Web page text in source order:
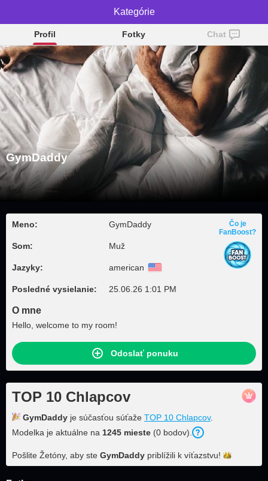
GymDaddy
Profil Fotky Chat
GymDaddy
Meno: GymDaddy
Som: Muž
Jazyky: american
Posledné vysielanie: 25.06.26 1:01 PM
Čo je
FanBoost?
O mne
Hello, welcome to my room!
Odoslať ponuku
TOP 10 Chlapcov
GymDaddy je súčasťou súťaže TOP 10 Chlapcov.
Modelka je aktuálne na 1245 mieste (0 bodov).
Pošlite Žetóny, aby ste GymDaddy priblížili k víťazstvu!
Kategórie